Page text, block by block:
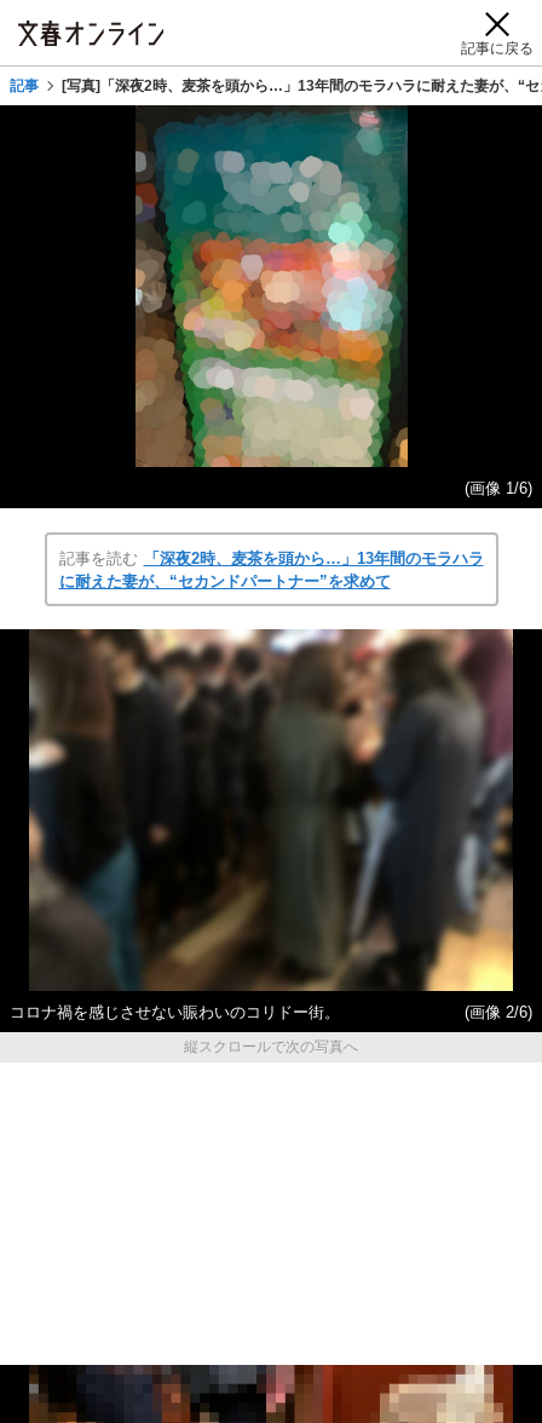
記事に戻る
記事 [写真]「深夜2時、麦茶を頭から…」13年間のモラハラに耐えた妻が、“
(画像 1/6)
記事を読む
「深夜2時、麦茶を頭から…」13年間のモラハラ
に耐えた妻が、“セカンドパートナー”を求めて
コロナ禍を感じさせない賑わいのコリドー街。
(画像 2/6)
縦スクロールで次の写真へ